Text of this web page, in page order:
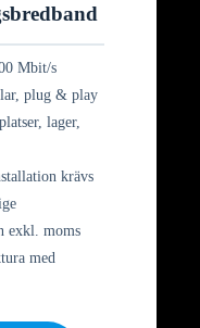
Mbit/s
plug & play
lager,
krävs
exkl. moms
med